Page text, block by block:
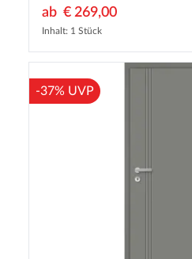
ab € 269,00
Inhalt: 1 Stück
-37% UVP